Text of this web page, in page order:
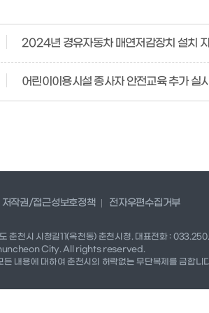
2024년 경유자동차 매연저감장치 설치
어린이이용시설 종사자 안전교육 추가 실
저작권/접근성보호정책 전자우편수집거부
춘천시 시청길11(옥천동) 춘천시청. 대표전화 :
City. All rights reserved.
든 내용에 대하여 춘천시의 허락없는 무단복제를 금합니